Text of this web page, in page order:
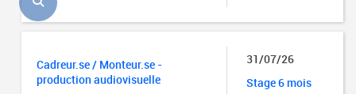
Cadreur.se / Monteur.se -
production audiovisuelle
31/07/26
Stage 6 mois